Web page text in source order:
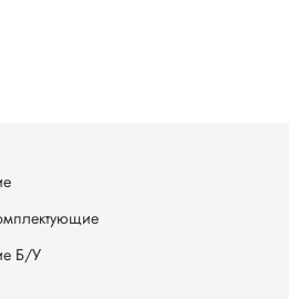
Б/У